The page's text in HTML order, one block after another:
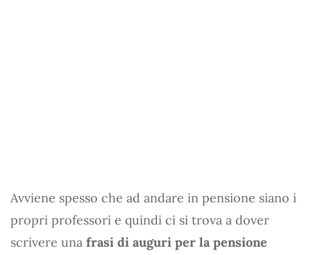
Avviene spesso che ad andare in pensione siano i
propri professori e quindi ci si trova a dover
scrivere una frasi di auguri per la pensione